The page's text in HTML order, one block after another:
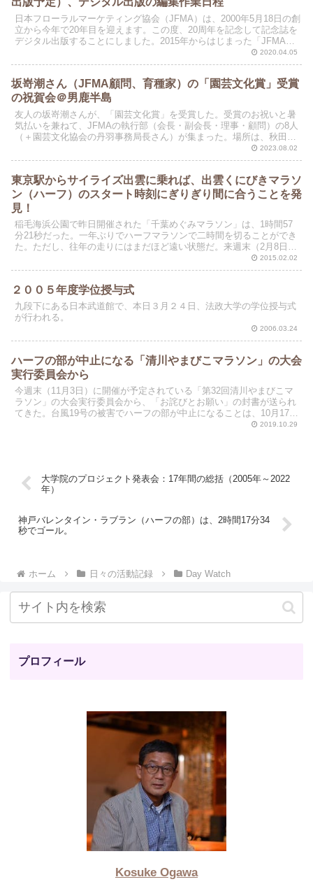
日本フローラルマーケティング協会（JFMA）は、2000年5月18日の創
立から今年で20年目を迎えます。この度、20周年を記念して記念誌を
デジタル出版することにしました。2015年からはじまった「JFMAニ
2020.04.05
坂嵜潮さん（JFMA顧問、育種家）の「園芸文化賞」受賞
の祝賀会＠男鹿半島
友人の坂嵜潮さんが、「園芸文化賞」を受賞した。受賞のお祝いと暑
気払いを兼ねて、JFMAの執行部（会長・副会長・理事・顧問）の8人
（＋園芸文化協会の丹羽事務局長さん）が集まった。場所は、秋田料
2023.08.02
東京駅からサイライズ出雲に乗れば、出雲くにびきマラソ
ン（ハーフ）のスタート時刻にぎりぎり間に合うことを発
見！
稲毛海浜公園で昨日開催された「千葉めぐみマラソン」は、1時間57
分21秒だった。一年ぶりでハーフマラソンで二時間を切ることができ
た。ただし、往年の走りにはまだほど遠い状態だ。来週末（2月8日）
2015.02.02
２００５年度学位授与式
九段下にある日本武道館で、本日３月２４日、法政大学の学位授与式
が行われる。
2006.03.24
ハーフの部が中止になる「清川やまびこマラソン」の大会
実行委員会から
今週末（11月3日）に開催が予定されている「第32回清川やまびこマ
ラソン」の大会実行委員会から、「お詫びとお願い」の封書が送られ
てきた。台風19号の被害でハーフの部が中止になることは、10月17日
2019.10.29
大学院のプロジェクト発表会：17年間の総括（2005年～2022
年）
神戸バレンタイン・ラブラン（ハーフの部）は、2時間17分34
秒でゴール。
ホーム 日々の活動記録 Day Watch
プロフィール
Kosuke Ogawa